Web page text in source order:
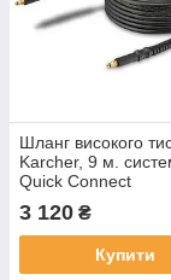
Шланг високого
Karcher, 9 м.
Quick Connect
3 120 ₴
Купити